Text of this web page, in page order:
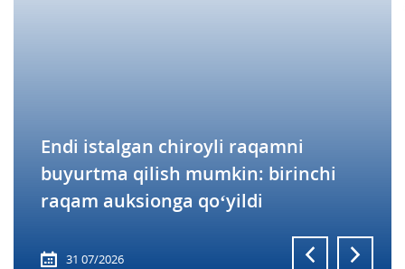
UZEX haftalik dayjesti (20–26-iyul)
28 07/2026